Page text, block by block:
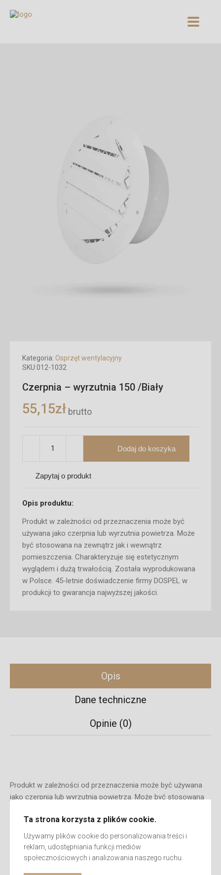
SKU:012-1032
Kategoria: Osprzęt wentylacyjny
Czerpnia – wyrzutnia 150 /Biały
55,15zł brutto
Dodaj do koszyka
Zapytaj o produkt
Opis produktu:
Produkt w zależności od przeznaczenia może być
używana jako czerpnia lub wyrzutnia powietrza. Może
być stosowana na zewnątrz jak i wewnątrz
pomieszczenia. Charakteryzuje się estetycznym
wyglądem i dużą trwałością. Została wyprodukowana
w Polsce. 45-letnie doświadczenie firmy DOSPEL w
produkcji to gwarancja najwyższej jakości.
Opis
Dane techniczne
Opinie (0)
Produkt w zależności od przeznaczenia może być używana
jako czerpnia lub wyrzutnia powietrza. Może być stosowana
się estetycznym wyglądem i dużą trwałością. Została
wyprodukowana w Polsce. 45-letnie doświadczenie firmy
DOSPEL w produkcji to gwarancja najwyższej jakości.
Ta strona korzysta z plików cookie.
Używamy plików cookie do personalizowania treści i
reklam, udostępniania funkcji mediów
społecznościowych i analizowania naszego ruchu.